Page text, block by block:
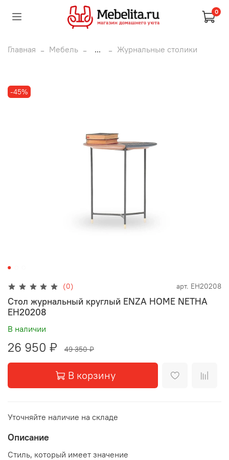
0
Главная Мебель ... Журнальные столики
-45%
(0) арт. EH20208
Стол журнальный круглый ENZA HOME NETHA
EH20208
В наличии
26 950 ₽ 49 350 ₽
В корзину
Уточняйте наличие на складе
Описание
Стиль, который имеет значение